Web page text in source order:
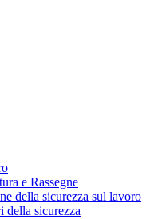
e Rassegne
della sicurezza sul lavoro
della sicurezza